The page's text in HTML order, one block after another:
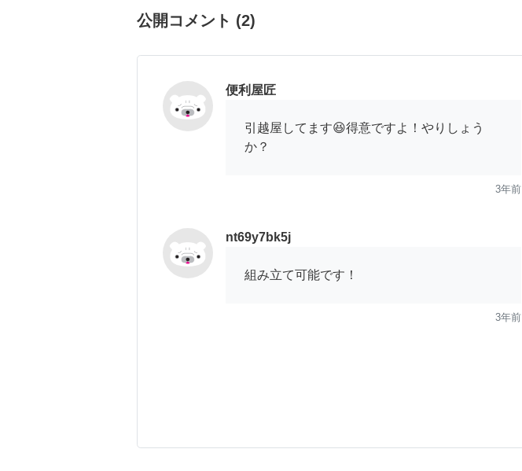
公開コメント (2)
便利屋匠
引越屋してます😆得意ですよ！やりしょう
か？
3年前
nt69y7bk5j
組み立て可能です！
3年前